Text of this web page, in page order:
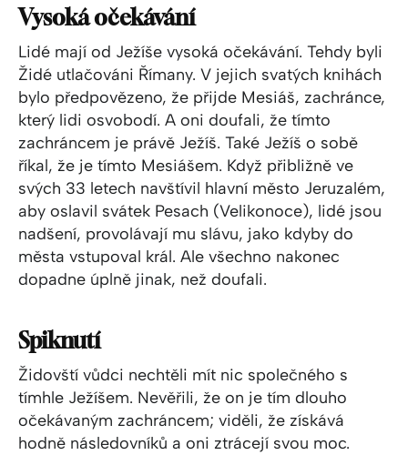
Vysoká očekávání
Lidé mají od Ježíše vysoká očekávání. Tehdy byli
Židé utlačováni Římany. V jejich svatých knihách
bylo předpovězeno, že přijde Mesiáš, zachránce,
který lidi osvobodí. A oni doufali, že tímto
zachráncem je právě Ježíš. Také Ježíš o sobě
říkal, že je tímto Mesiášem. Když přibližně ve
svých 33 letech navštívil hlavní město Jeruzalém,
aby oslavil svátek Pesach (Velikonoce), lidé jsou
nadšení, provolávají mu slávu, jako kdyby do
města vstupoval král. Ale všechno nakonec
dopadne úplně jinak, než doufali.
Spiknutí
Židovští vůdci nechtěli mít nic společného s
tímhle Ježíšem. Nevěřili, že on je tím dlouho
očekávaným zachráncem; viděli, že získává
hodně následovníků a oni ztrácejí svou moc.